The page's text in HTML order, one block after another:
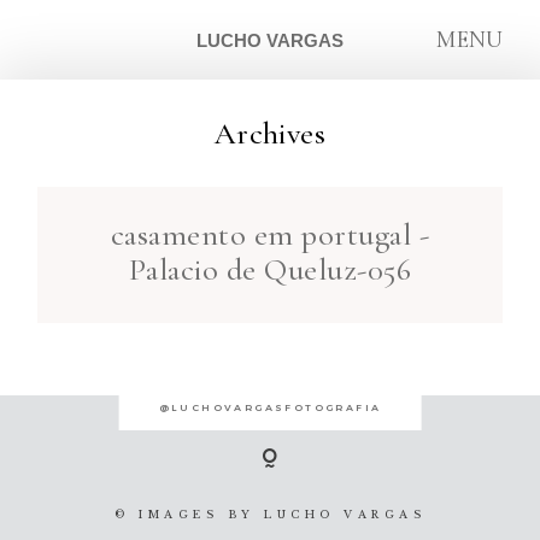
LUCHO VARGAS MENU
Archives
casamento em portugal -
Palacio de Queluz-056
SOBRE
@LUCHOVARGASFOTOGRAFIA
© IMAGES BY LUCHO VARGAS